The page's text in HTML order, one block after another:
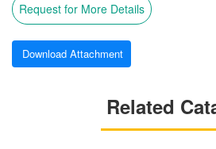
Request for More Details
Download Attachment
Related